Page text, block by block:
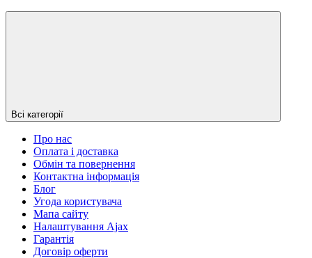
Всі категорії
Про нас
Оплата і доставка
Обмін та повернення
Контактна інформація
Блог
Угода користувача
Мапа сайту
Налаштування Ajax
Гарантія
Договір оферти